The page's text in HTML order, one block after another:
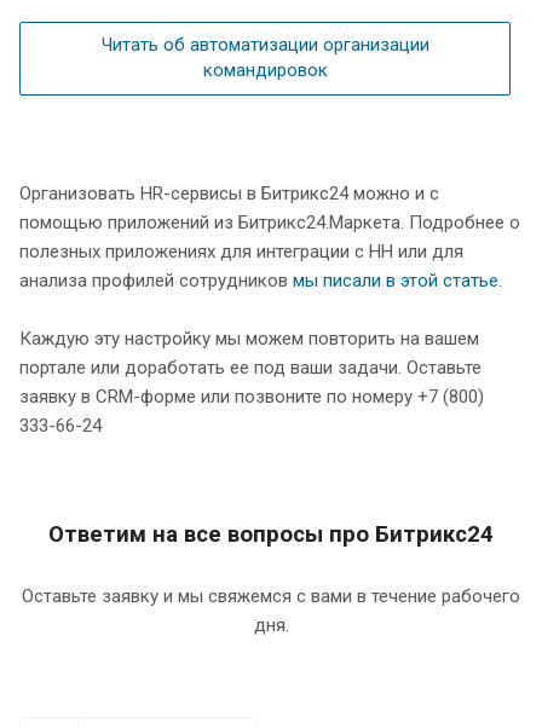
Читать об автоматизации организации
командировок
Организовать HR-сервисы в Битрикс24 можно и с
помощью приложений из Битрикс24.Маркета. Подробнее о
полезных приложениях для интеграции c HH или для
анализа профилей сотрудников мы писали в этой статье.
Каждую эту настройку мы можем повторить на вашем
портале или доработать ее под ваши задачи. Оставьте
заявку в CRM-форме или позвоните по номеру +7 (800)
333-66-24
Ответим на все вопросы про Битрикс24
Оставьте заявку и мы свяжемся с вами в течение рабочего
дня.